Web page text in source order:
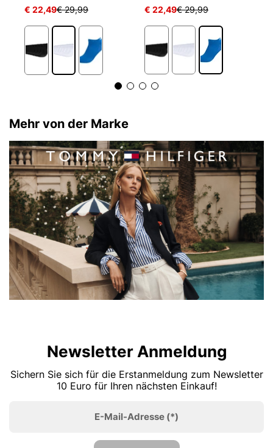
€ 22,49€ 29,99 € 22,49€ 29,99
Mehr von der Marke
Newsletter Anmeldung
Sichern Sie sich für die Erstanmeldung zum Newsletter
10 Euro für Ihren nächsten Einkauf!
E-Mail-Adresse (*)